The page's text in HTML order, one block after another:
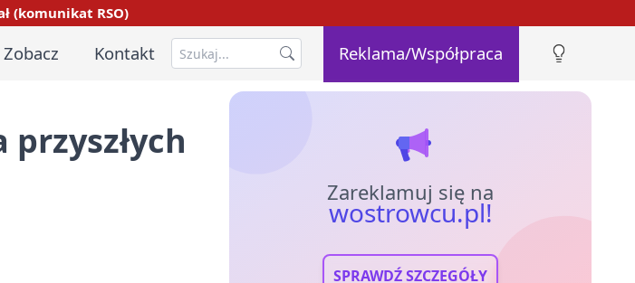
(komunikat RSO)
Zobacz Kontakt Reklama/Współpraca
Zareklamuj się na
wostrowcu.pl!
SPRAWDŹ SZCZEGÓŁY